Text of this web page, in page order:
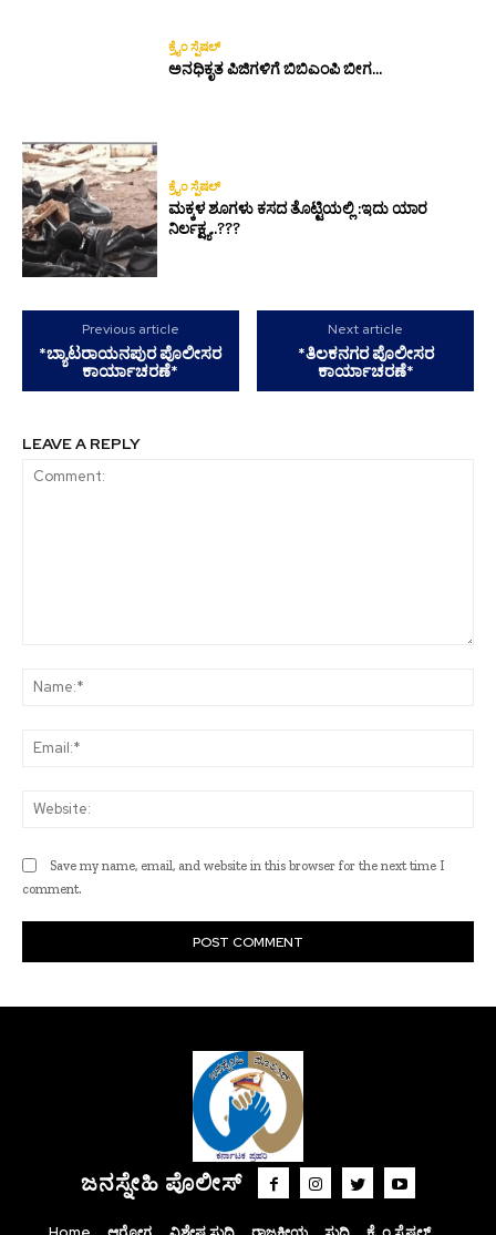
ಕ್ರೈಂ ಸ್ಪೆಷಲ್
ಅನಧಿಕೃತ ಪಿಜಿಗಳಿಗೆ ಬಿಬಿಎಂಪಿ ಬೀಗ…
ಕ್ರೈಂ ಸ್ಪೆಷಲ್
ಮಕ್ಕಳ ಶೂಗಳು ಕಸದ ತೊಟ್ಟಿಯಲ್ಲಿ :ಇದು ಯಾರ
ನಿರ್ಲಕ್ಷ್ಯ..???
Previous article
*ಬ್ಯಾಟರಾಯನಪುರ ಪೊಲೀಸರ
ಕಾರ್ಯಾಚರಣೆ*
Next article
*ತಿಲಕನಗರ ಪೊಲೀಸರ
ಕಾರ್ಯಾಚರಣೆ*
LEAVE A REPLY
Save my name, email, and website in this browser for the next time I
comment.
ಜನಸ್ನೇಹಿ ಪೊಲೀಸ್